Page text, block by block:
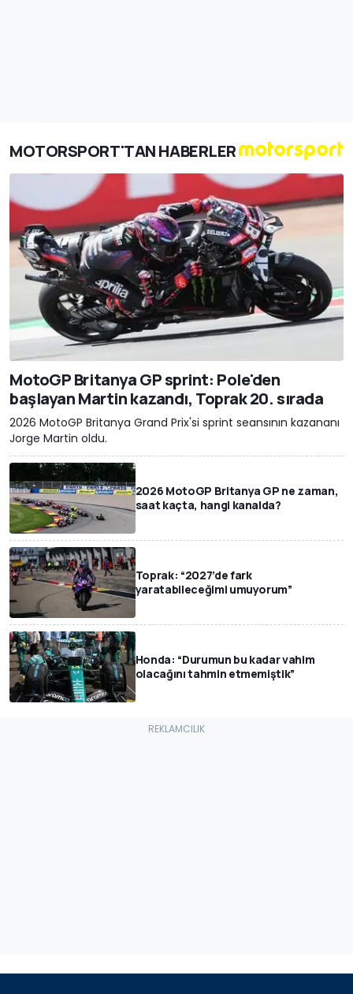
MOTORSPORT'TAN HABERLER
MotoGP Britanya GP sprint: Pole'den
başlayan Martin kazandı, Toprak 20. sırada
2026 MotoGP Britanya Grand Prix'si sprint seansının kazananı
Jorge Martin oldu.
2026 MotoGP Britanya GP ne zaman,
saat kaçta, hangi kanalda?
Toprak: “2027’de fark
yaratabileceğimi umuyorum”
Honda: “Durumun bu kadar vahim
olacağını tahmin etmemiştik”